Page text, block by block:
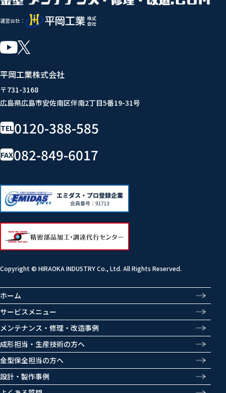
運営会社：
平岡工業株式会社
〒731-3168
広島県広島市安佐南区伴南2丁目5番19-31号
TEL0120-388-585
FAX082-849-6017
Copyright © HIRAOKA INDUSTRY Co., Ltd. All Rights Reserved.
ホーム
サービスメニュー
メンテナンス・修理・改造事例
成形担当・生産技術の方へ
金型保全担当の方へ
設計・製作事例